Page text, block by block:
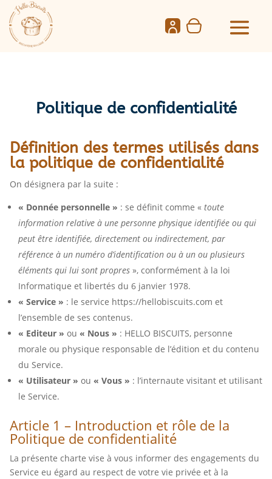
Politique de confidentialité
Définition des termes utilisés dans
la politique de confidentialité
On désignera par la suite :
« Donnée personnelle » : se définit comme « toute
information relative à une personne physique identifiée ou qui
peut être identifiée, directement ou indirectement, par
référence à un numéro d’identification ou à un ou plusieurs
éléments qui lui sont propres», conformément à la loi
Informatique et libertés du 6 janvier 1978.
« Service » : le service https://hellobiscuits.com et
l’ensemble de ses contenus.
« Editeur » ou « Nous » : HELLO BISCUITS, personne
morale ou physique responsable de l’édition et du contenu
du Service.
« Utilisateur » ou « Vous » : l’internaute visitant et utilisant
le Service.
Article 1 – Introduction et rôle de la
Politique de confidentialité
La présente charte vise à vous informer des engagements du
Service eu égard au respect de votre vie privée et à la